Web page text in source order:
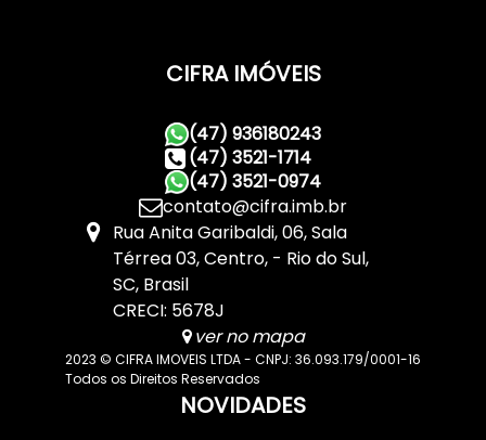
CIFRA IMÓVEIS
(47) 936180243
(47) 3521-1714
(47) 3521-0974
contato@cifra.imb.br
Rua Anita Garibaldi,06,Sala
Térrea 03,Centro, Rio do Sul,
SC, Brasil
CRECI: 5678J
ver no mapa
2023 © CIFRA IMOVEIS LTDA - CNPJ: 36.093.179/0001-16
Todos os Direitos Reservados
NOVIDADES